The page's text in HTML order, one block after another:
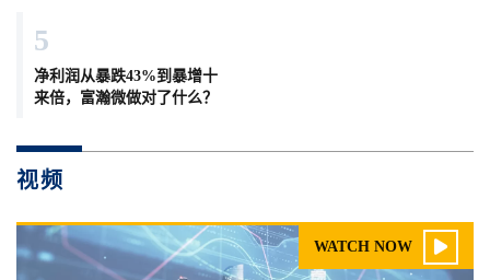
5
净利润从暴跌43%到暴增十
来倍，富瀚微做对了什么？
视频
WATCH NOW 